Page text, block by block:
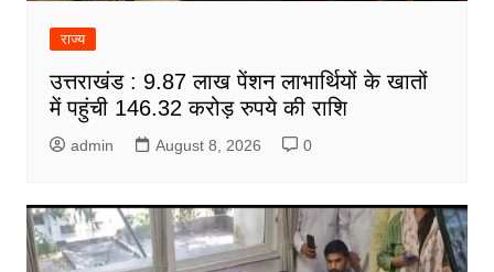
राज्य
उत्तराखंड : 9.87 लाख पेंशन लाभार्थियों के खातों
में पहुंची 146.32 करोड़ रुपये की राशि
admin August 8, 2026 0